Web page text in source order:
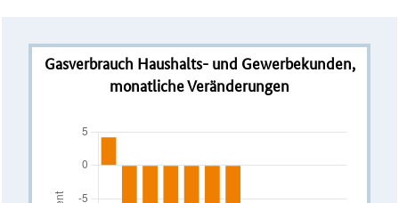
Gasverbrauch Haushalts- und Gewerbekunden,
monatliche Veränderungen